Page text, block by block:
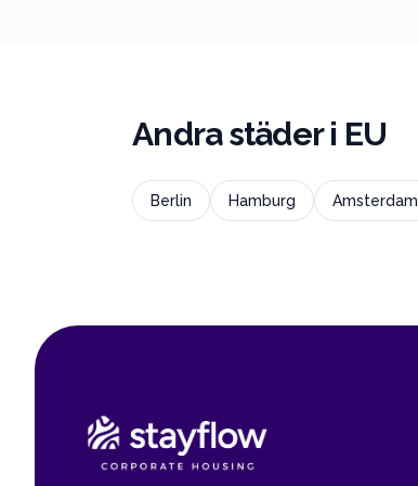
Andra städer i EU
Berlin Hamburg Amsterdam